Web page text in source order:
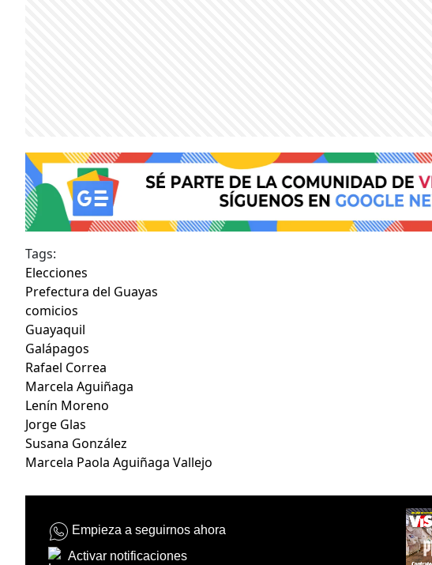
Tags:
Elecciones
Prefectura del Guayas
comicios
Guayaquil
Galápagos
Rafael Correa
Marcela Aguiñaga
Lenín Moreno
Jorge Glas
Susana González
Marcela Paola Aguiñaga Vallejo
Empieza a seguirnos ahora
Activar notificaciones